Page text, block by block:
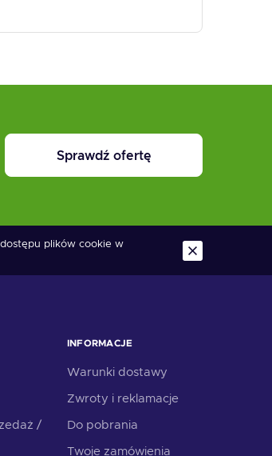
Sprawdź ofertę
plików cookie w
/
INFORMACJE
Warunki dostawy
Zwroty i reklamacje
Do pobrania
Twoje zamówienia